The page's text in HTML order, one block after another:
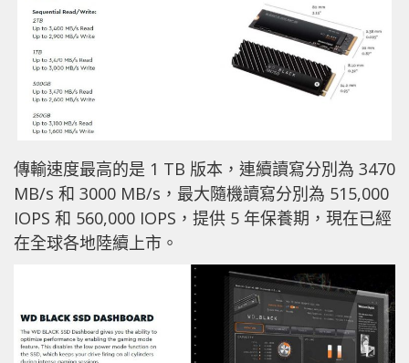
傳輸速度最高的是 1 TB 版本，連續讀寫分別為 3470
MB/s 和 3000 MB/s，最大隨機讀寫分別為 515,000
IOPS 和 560,000 IOPS，提供 5 年保養期，現在已經
在全球各地陸續上市。